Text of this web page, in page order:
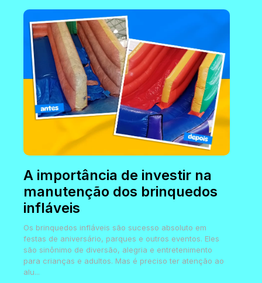
A importância de investir na
manutenção dos brinquedos
infláveis
Os brinquedos infláveis são sucesso absoluto em
festas de aniversário, parques e outros eventos. Eles
são sinônimo de diversão, alegria e entretenimento
para crianças e adultos. Mas é preciso ter atenção ao
alu...